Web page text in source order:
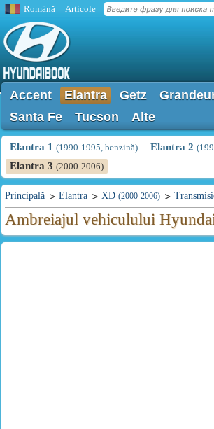
Română Articole
Accent Elantra Getz
Santa Fe
Tucson Alte
Elantra 1 (1990-1995, benzină) Elantra 2
Elantra 3 (2000-2006)
Principală Elantra XD (2000-2006)
Ambreiajul vehiculului